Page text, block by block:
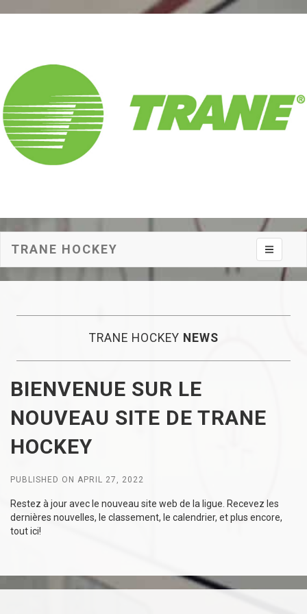
TRANE HOCKEY Toggle
TRANE HOCKEY NEWS
BIENVENUE SUR LE
NOUVEAU SITE DE TRANE
HOCKEY
PUBLISHED ON APRIL 27, 2022
Restez à jour avec le nouveau site web de la ligue. Recevez les
dernières nouvelles, le classement, le calendrier, et plus encore,
tout ici!